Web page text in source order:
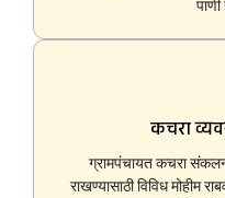
कचरा
ग्रामपंचायत कचरा
राखण्यासाठी विविध मोहीम